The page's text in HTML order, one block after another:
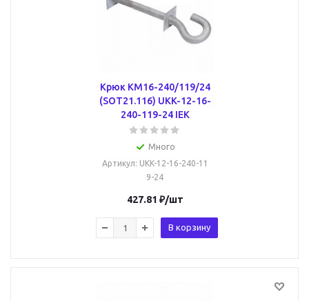
Крюк КМ16-240/119/24
(SOT21.116) UKK-12-16-
240-119-24 IEK
Много
Артикул: UKK-12-16-240-11
9-24
427.81 ₽/шт
В корзину